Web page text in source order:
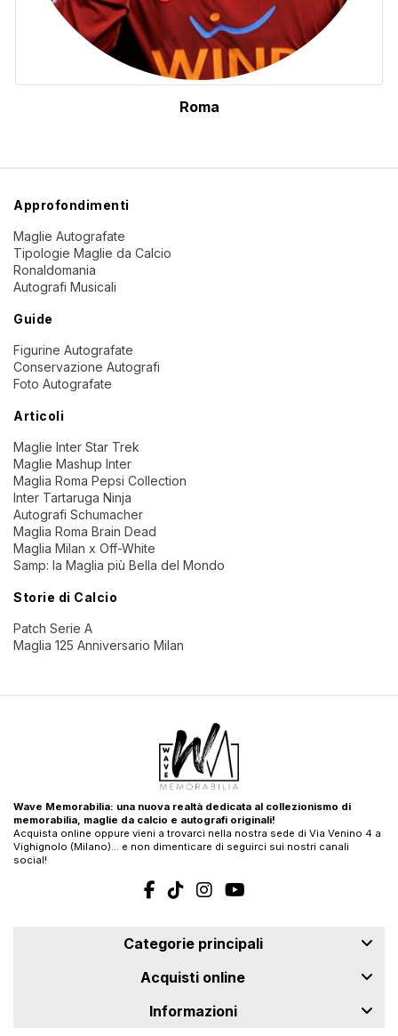
Roma
Approfondimenti
Maglie Autografate
Tipologie Maglie da Calcio
Ronaldomania
Autografi Musicali
Guide
Figurine Autografate
Conservazione Autografi
Foto Autografate
Articoli
Maglie Inter Star Trek
Maglie Mashup Inter
Maglia Roma Pepsi Collection
Inter Tartaruga Ninja
Autografi Schumacher
Maglia Roma Brain Dead
Maglia Milan x Off-White
Samp: la Maglia più Bella del Mondo
Storie di Calcio
Patch Serie A
Maglia 125 Anniversario Milan
Wave Memorabilia: una nuova realtà dedicata al collezionismo di
memorabilia, maglie da calcio e autografi originali!
Acquista online oppure vieni a trovarci nella nostra sede di Via Venino 4 a
Vighignolo (Milano)… e non dimenticare di seguirci sui nostri canali
social!
Categorie principali
Acquisti online
Informazioni